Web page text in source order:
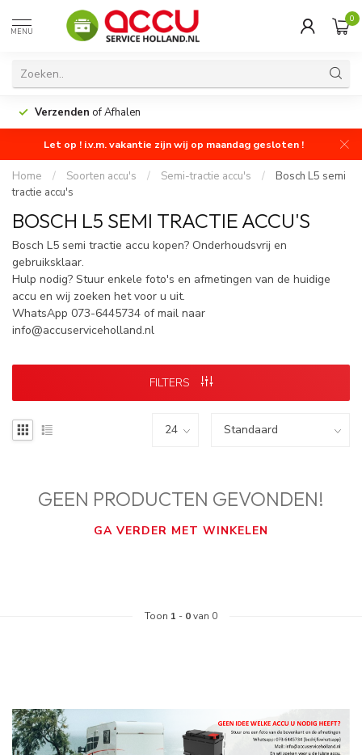
MENU
0
Verzenden of Afhalen
Let op ! i.v.m. vakantie zijn wij op maandag gesloten !
Home / Soorten accu's / Semi-tractie accu's /
Bosch L5 semi
tractie accu's
BOSCH L5 SEMI TRACTIE ACCU'S
Bosch L5 semi tractie accu kopen? Onderhoudsvrij en
gebruiksklaar.
Hulp nodig? Stuur enkele foto's en afmetingen van de huidige
accu en wij zoeken het voor u uit.
WhatsApp 073-6445734 of mail naar
info@accuserviceholland.nl
FILTERS
GEEN PRODUCTEN GEVONDEN!
GA VERDER MET WINKELEN
Toon 1 - 0van 0